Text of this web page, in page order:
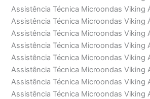
Assistência Técnica Microondas Viking
Assistência Técnica Microondas Viking
Assistência Técnica Microondas Viking
Assistência Técnica Microondas Viking
Assistência Técnica Microondas Viking
Assistência Técnica Microondas Viking
Assistência Técnica Microondas Viking
Assistência Técnica Microondas Viking